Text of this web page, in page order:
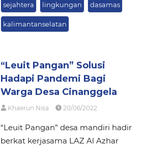
sejahtera lingkungan dasamas
kalimantanselatan
“Leuit Pangan” Solusi
Hadapi Pandemi Bagi
Warga Desa Cinanggela
Khaerun Nisa 20/06/2022
“Leuit Pangan” desa mandiri hadir
berkat kerjasama LAZ Al Azhar